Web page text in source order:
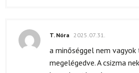
T. Nóra 2025.07.31.
a minőséggel nem
megelégedve. A csizma